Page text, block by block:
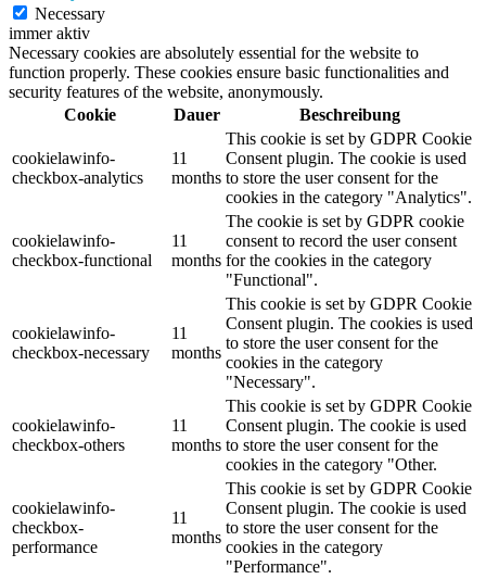
Necessary
immer aktiv
Necessary cookies are absolutely essential for the website to
function properly. These cookies ensure basic functionalities and
security features of the website, anonymously.
Cookie
Dauer Beschreibung
cookielawinfo-
checkbox-analytics
11
months
This cookie is set by GDPR Cookie
Consent plugin. The cookie is used
to store the user consent for the
cookies in the category "Analytics".
cookielawinfo-
checkbox-functional
11
months
The cookie is set by GDPR cookie
consent to record the user consent
for the cookies in the category
"Functional".
cookielawinfo-
checkbox-necessary
11
months
This cookie is set by GDPR Cookie
Consent plugin. The cookies is used
to store the user consent for the
cookies in the category
"Necessary".
cookielawinfo-
checkbox-others
11
months
This cookie is set by GDPR Cookie
Consent plugin. The cookie is used
to store the user consent for the
cookies in the category "Other.
cookielawinfo-
checkbox-
performance
11
months
This cookie is set by GDPR Cookie
Consent plugin. The cookie is used
to store the user consent for the
cookies in the category
"Performance".